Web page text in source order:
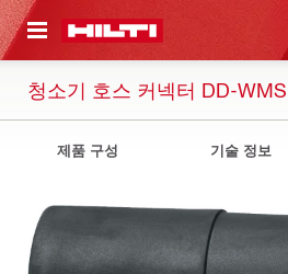
으로 건너뛰기
청소기 호스 커넥터 DD-
제품 구성 기술 정보